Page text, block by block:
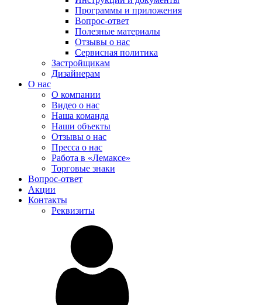
Программы и приложения
Вопрос-ответ
Полезные материалы
Отзывы о нас
Сервисная политика
Застройщикам
Дизайнерам
О нас
О компании
Видео о нас
Наша команда
Наши объекты
Отзывы о нас
Пресса о нас
Работа в «Лемаксе»
Торговые знаки
Вопрос-ответ
Акции
Контакты
Реквизиты